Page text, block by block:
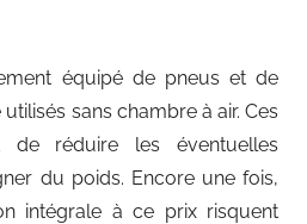
équipé de pneus et de
sans chambre à air. Ces
de réduire les éventuelles
du poids. Encore une fois,
intégrale à ce prix risquent